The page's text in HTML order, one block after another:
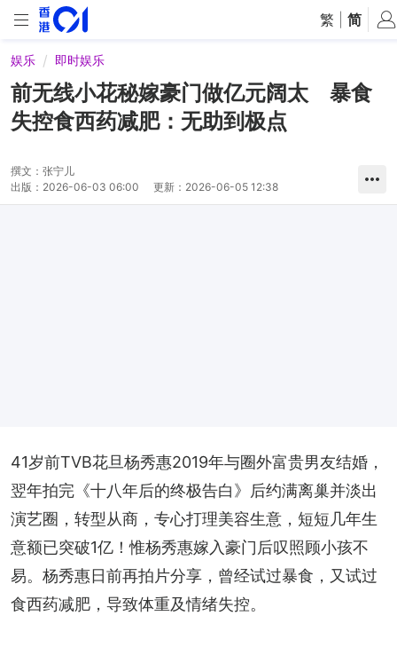
繁 简
娱乐 即时娱乐
前无线小花秘嫁豪门做亿元阔太 暴食
失控食西药减肥：无助到极点
撰文： 张宁儿
出版： 2026-06-03 06:00 更新： 2026-06-05 12:38
41岁前TVB花旦杨秀惠2019年与圈外富贵男友结婚，
翌年拍完《十八年后的终极告白》后约满离巢并淡出
演艺圈，转型从商，专心打理美容生意，短短几年生
意额已突破1亿！惟杨秀惠嫁入豪门后叹照顾小孩不
易。杨秀惠日前再拍片分享，曾经试过暴食，又试过
食西药减肥，导致体重及情绪失控。